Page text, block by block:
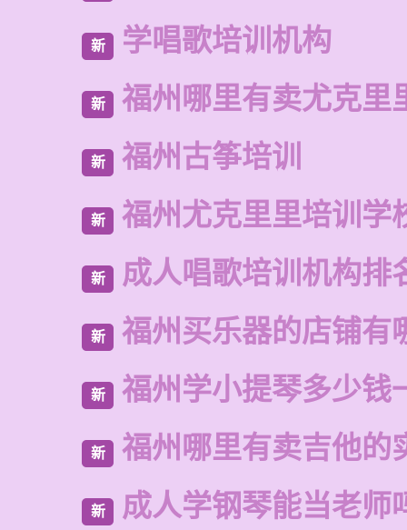
新 学唱歌培训机构
新 福州哪里有卖尤克里
新 福州古筝培训
新 福州尤克里里培训学
新 成人唱歌培训机构排
新 福州买乐器的店铺有
新 福州学小提琴多少钱
新 福州哪里有卖吉他的
新 成人学钢琴能当老师